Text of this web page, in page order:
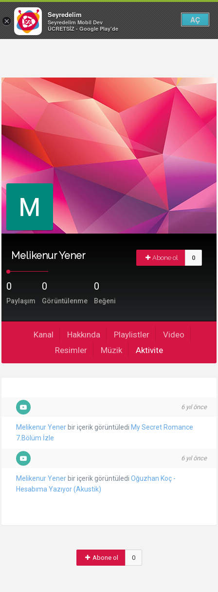
Melikenur Yener Abone ol 0
0
Paylaşım
0
Görüntülenme
0
Beğeni
Kanal Hakkında Playlistler
Video
Resimler
Müzik Aktivite
6 yıl önce
Melikenur Yener bir içerik görüntüledi My Secret Romance
7.Bölüm İzle
6 yıl önce
Melikenur Yener bir içerik görüntüledi Oğuzhan Koç -
Hesabıma Yazıyor (Akustik)
Abone ol 0
×
Seyredelim
Seyredelim Mobil Dev
ÜCRETSİZ - Google Play'de
AÇ